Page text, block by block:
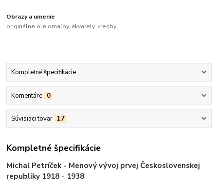
Obrazy a umenie
originálne olejomaľby, akvarely, kresby
Kompletné špecifikácie
Komentáre 0
Súvisiaci tovar 17
Kompletné špecifikácie
Michal Petríček - Menový vývoj prvej Československej
republiky 1918 - 1938